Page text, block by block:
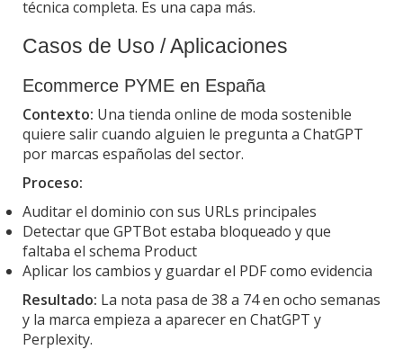
técnica completa. Es una capa más.
Casos de Uso / Aplicaciones
Ecommerce PYME en España
Contexto: Una tienda online de moda sostenible
quiere salir cuando alguien le pregunta a ChatGPT
por marcas españolas del sector.
Proceso:
Auditar el dominio con sus URLs principales
Detectar que GPTBot estaba bloqueado y que
faltaba el schema Product
Aplicar los cambios y guardar el PDF como evidencia
Resultado: La nota pasa de 38 a 74 en ocho semanas
y la marca empieza a aparecer en ChatGPT y
Perplexity.